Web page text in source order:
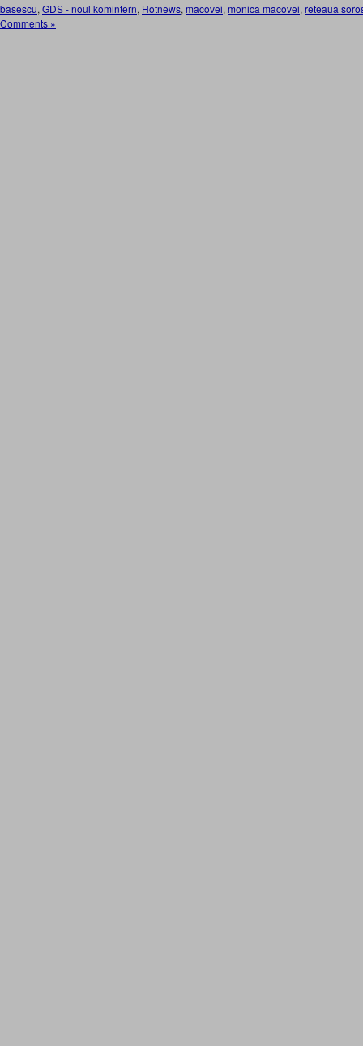
basescu, GDS - noul komintern, Hotnews, macovei, monica macovei, reteaua
Comments »